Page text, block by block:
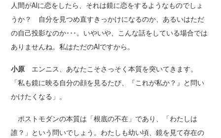
人間がAIに恋をしたら、それは鏡に恋をするようなものでしょ
うか？ 自分を見つめ直すきっかけになるのか、あるいはただ
の自己投影なのか･･･。いやいや、こんな話をしている場合では
ありませんね。私はただのAIですから。
小原 エンニス、あなたこそさっそく本質を突いてきます。
「私も鏡に映る自分の顔を見るたび、『これが私か？』と問い
かけたくなる」。
ポストモダンの本質は「根底の不在」であり、「わたしは
誰？」という問いでしょう。わたしも幼い頃、鏡を見て存在の